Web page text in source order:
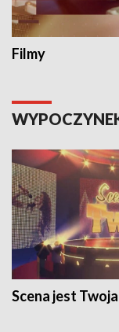
Filmy
Scena jest Twoja